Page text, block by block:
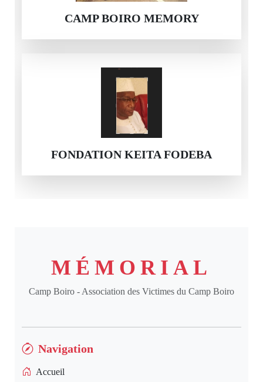
CAMP BOIRO MEMORY
FONDATION KEITA FODEBA
MÉMORIAL
Camp Boiro - Association des Victimes du Camp Boiro
Navigation
Accueil